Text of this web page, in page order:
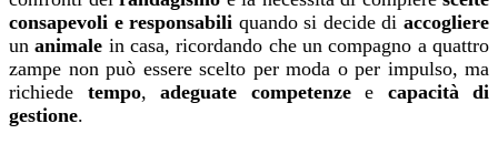
consapevoli e responsabili quando si decide diaccogliere
unanimale in casa, ricordando che un compagno a quattro
zampe non può essere scelto per moda o per impulso, ma
richiede tempo, adeguate competenzee capacità di
gestione.